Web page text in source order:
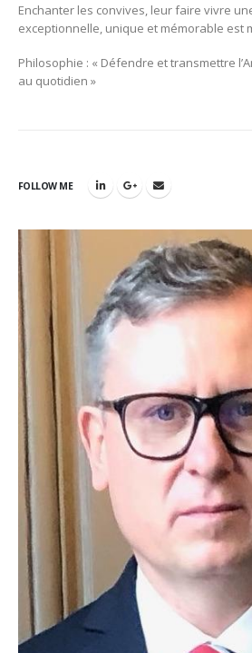
Enchanter les convives, leur faire vivre
exceptionnelle, unique et mémorable est
Philosophie : « Défendre et transmettre
au quotidien »
FOLLOW ME